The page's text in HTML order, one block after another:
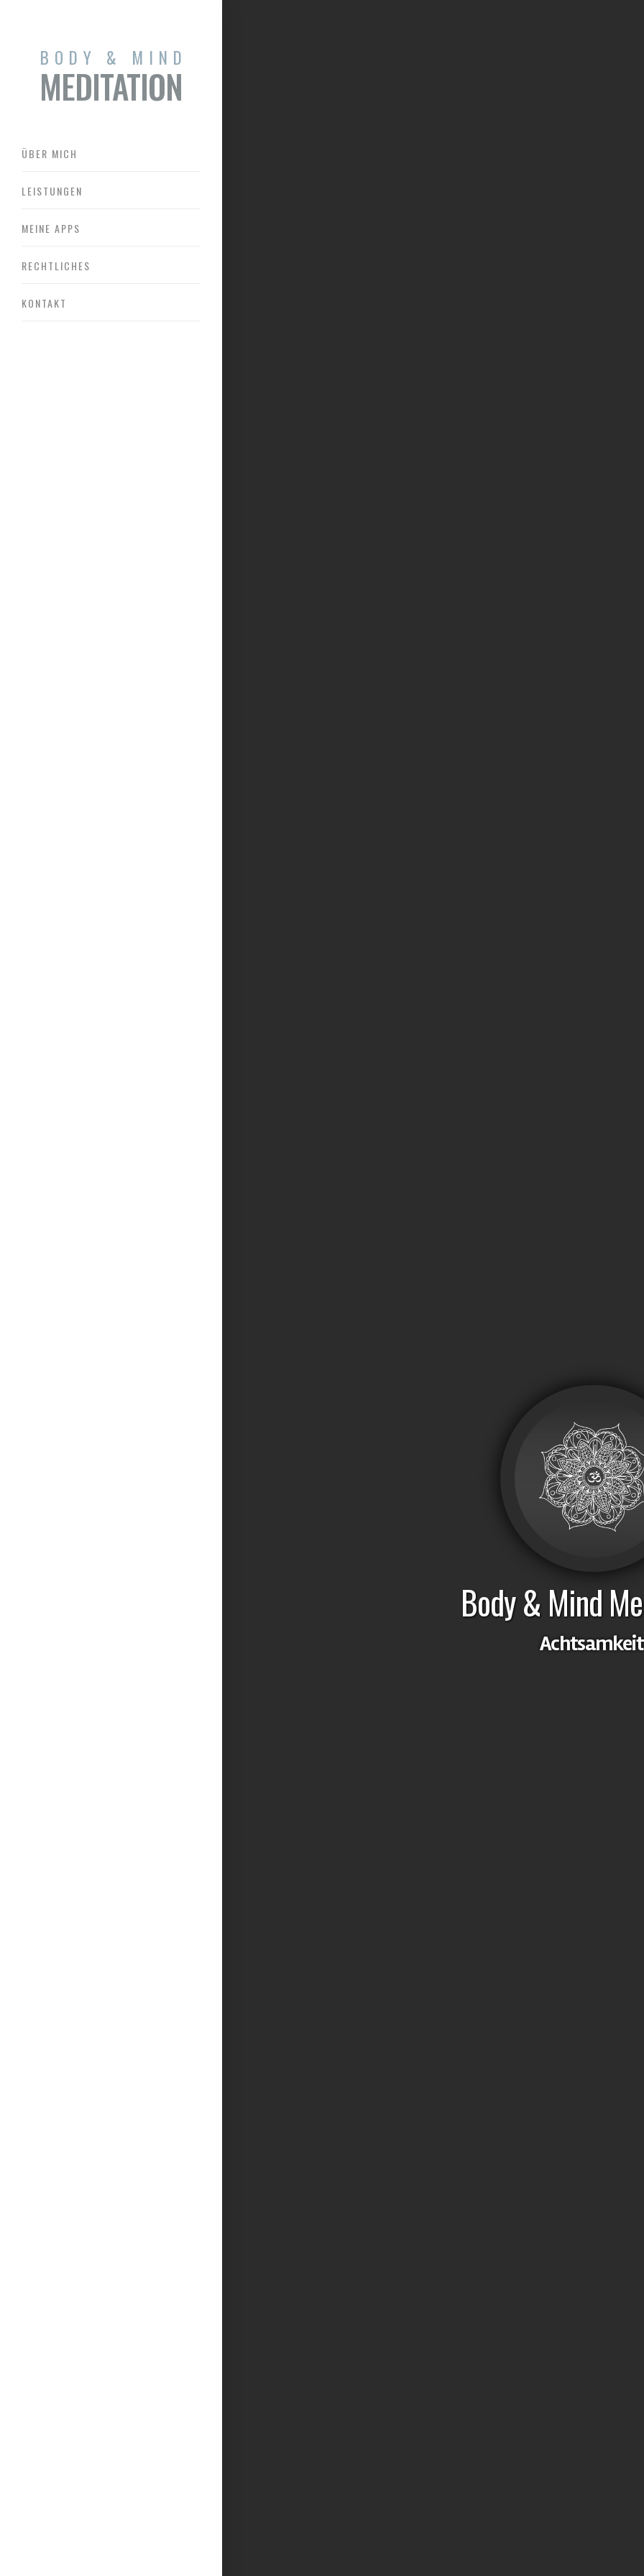
BODY & MIND
MEDITATION
ÜBER MICH
LEISTUNGEN
MEINE APPS
RECHTLICHES
KONTAKT
Body & Mind